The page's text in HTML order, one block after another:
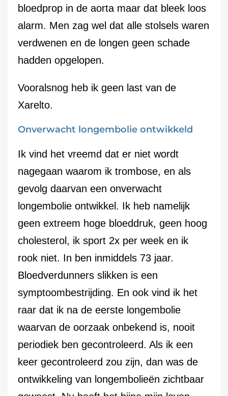
bloedprop in de aorta maar dat bleek loos
alarm. Men zag wel dat alle stolsels waren
verdwenen en de longen geen schade
hadden opgelopen.
Vooralsnog heb ik geen last van de
Xarelto.
Onverwacht longembolie ontwikkeld
Ik vind het vreemd dat er niet wordt
nagegaan waarom ik trombose, en als
gevolg daarvan een onverwacht
longembolie ontwikkel. Ik heb namelijk
geen extreem hoge bloeddruk, geen hoog
cholesterol, ik sport 2x per week en ik
rook niet. In ben inmiddels 73 jaar.
Bloedverdunners slikken is een
symptoombestrijding. En ook vind ik het
raar dat ik na de eerste longembolie
waarvan de oorzaak onbekend is, nooit
periodiek ben gecontroleerd. Als ik een
keer gecontroleerd zou zijn, dan was de
ontwikkeling van longembolieën zichtbaar